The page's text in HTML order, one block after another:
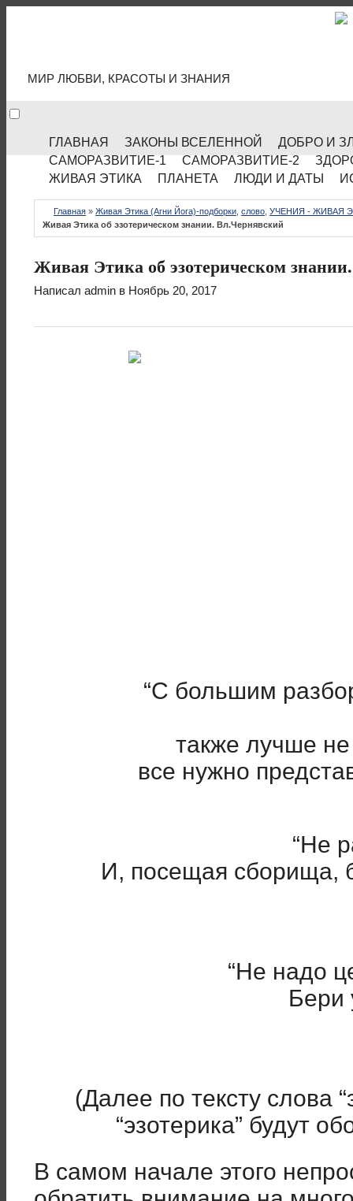
МИР ЛЮБВИ, КРАСОТЫ И ЗНАНИЯ
ГЛАВНАЯ ЗАКОНЫ ВСЕЛЕННОЙ
ДОБРО И
САМОРАЗВИТИЕ-1
САМОРАЗВИТИЕ-2
ЖИВАЯ ЭТИКА
ПЛАНЕТА ЛЮДИ И ДАТЫ
Главная » Живая Этика (Агни Йога)-подборки слово УЧЕНИЯ - ЖИВАЯ
Живая Этика об эзотерическом знании. Вл.Чернявский
Живая Этика об эзотерическом
Написал admin в Ноябрь 20, 2017
“С большим
также лучше не
все нужно
“Не
И, посещая сборища,
“Не надо
Бери
(Далее по тексту слова
“эзотерика” будут
В самом начале этого